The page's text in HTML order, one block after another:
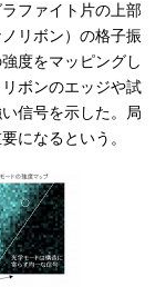
ファイト片の上部
リボン）の格子振
度をマッピングし
ボンのエッジや試
信号を示した。局
になるという。